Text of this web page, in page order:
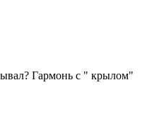
Гармонь с " крылом"